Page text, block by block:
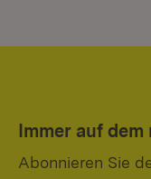
Immer auf
Abonnieren Sie